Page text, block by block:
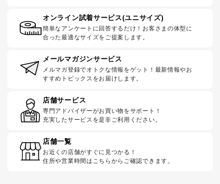
オンライン試着サービス(ユニサイズ)
簡単なアンケートに回答するだけ！お客さまの体型に
合った最適なサイズをご提案します。
メールマガジンサービス
メルマガ登録でオトクな情報をゲット！最新情報やお
すすめトピックスをお届けします。
店舗サービス
専門アドバイザーがお買い物をサポート！
充実したサービスを是非ご利用ください。
店舗一覧
お近くの店舗がすぐに見つかる！
住所や営業時間はこちらからご確認できます。